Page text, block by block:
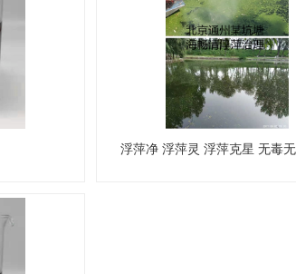
浮萍净 浮萍灵 浮萍克星 无毒